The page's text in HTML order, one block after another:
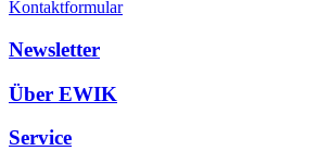
Kontaktformular
Newsletter
Über EWIK
Service